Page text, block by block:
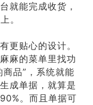
就能完成收货，
。
更贴心的设计。
麻的菜单里找功
品”，系统就能
成单据，就算是
。而且单据可